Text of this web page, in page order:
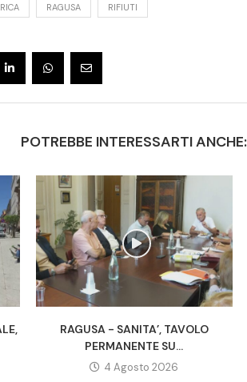
RAGUSA RIFIUTI
POTREBBE INTERESSARTI ANCHE:
RAGUSA - SANITA’, TAVOLO
PERMANENTE SU...
4 Agosto 2026